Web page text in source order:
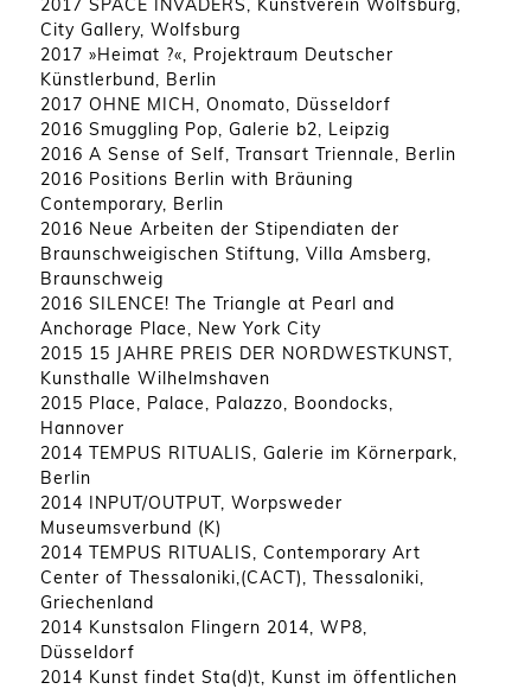
2017 SPACE INVADERS, Kunstverein Wolfsburg,
City Gallery, Wolfsburg
2017 »Heimat ?«, Projektraum Deutscher
Künstlerbund, Berlin
2017 OHNE MICH, Onomato, Düsseldorf
2016 Smuggling Pop, Galerie b2, Leipzig
2016 A Sense of Self, Transart Triennale, Berlin
2016 Positions Berlin with Bräuning
Contemporary, Berlin
2016 Neue Arbeiten der Stipendiaten der
Braunschweigischen Stiftung, Villa Amsberg,
Braunschweig
2016 SILENCE! The Triangle at Pearl and
Anchorage Place, New York City
2015 15 JAHRE PREIS DER NORDWESTKUNST,
Kunsthalle Wilhelmshaven
2015 Place, Palace, Palazzo, Boondocks,
Hannover
2014 TEMPUS RITUALIS, Galerie im Körnerpark,
Berlin
2014 INPUT/OUTPUT, Worpsweder
Museumsverbund (K)
2014 TEMPUS RITUALIS, Contemporary Art
Center of Thessaloniki,(CACT), Thessaloniki,
Griechenland
2014 Kunstsalon Flingern 2014, WP8,
Düsseldorf
2014 Kunst findet Sta(d)t, Kunst im öffentlichen